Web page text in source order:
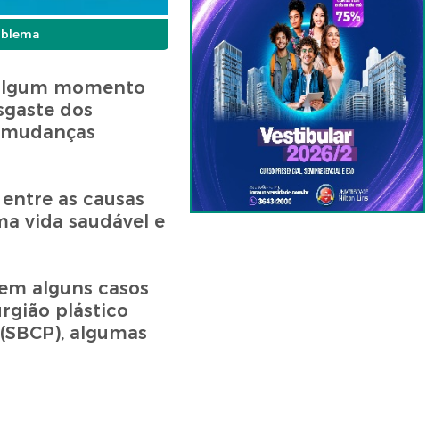
momento
dos
as causas
vida saudável e
alguns casos
plástico
algumas